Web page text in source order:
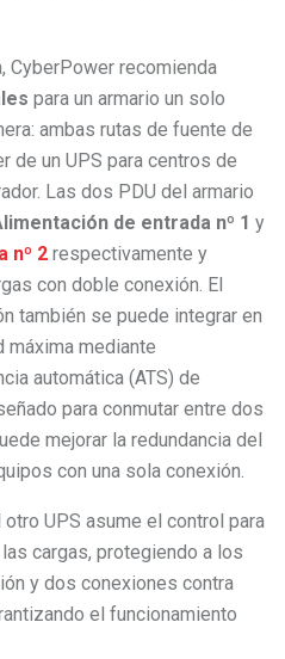
CyberPower recomienda
para un armario un solo
ambas rutas de fuente de
de un UPS para centros de
Las dos PDU del armario
de entrada nº 1 y
nº 2 respectivamente y
con doble conexión. El
también se puede integrar en
máxima mediante
automática (ATS) de
para conmutar entre dos
mejorar la redundancia del
con una sola conexión.
otro UPS asume el control para
cargas, protegiendo a los
y dos conexiones contra
el funcionamiento